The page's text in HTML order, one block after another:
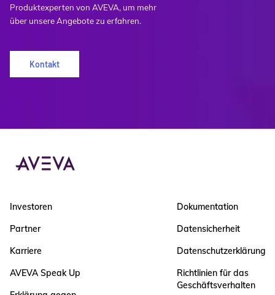
Produktexperten von AVEVA, um mehr
über unsere Angebote zu erfahren.
Kontakt
Investoren
Partner
Karriere
AVEVA Speak Up
Dokumentation
Datensicherheit
Datenschutzerklärung
Richtlinien für das
Geschäftsverhalten